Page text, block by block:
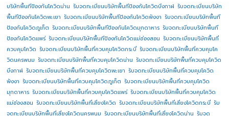
บริษัทพื้นทีป้องกันโควิดน่าน รับจดทะเบียนบริษัทพื้นทีป้องกันโควิดบึงกาฬ รับจดทะเบียนบริษัท
พื้นทีป้องกันโควิดพะเยา รับจดทะเบียนบริษัทพื้นทีป้องกันโควิดพังงา รับจดทะเบียนบริษัทพื้นที
ป้องกันโควิดภูเก็ต รับจดทะเบียนบริษัทพื้นทีป้องกันโควิดมุกดาหาร รับจดทะเบียนบริษัทพื้นที
ป้องกันโควิดแพร่ รับจดทะเบียนบริษัทพื้นทีป้องกันโควิดแม่ฮ่องสอน รับจดทะเบียนบริษัทพื้นที่
ควบคุมโควิด รับจดทะเบียนบริษัทพื้นที่ควบคุมโควิดกระบี่ รับจดทะเบียนบริษัทพื้นที่ควบคุมโค
วิดนครพนม รับจดทะเบียนบริษัทพื้นที่ควบคุมโควิดน่าน รับจดทะเบียนบริษัทพื้นที่ควบคุมโควิด
บึงกาฬ รับจดทะเบียนบริษัทพื้นที่ควบคุมโควิดพะเยา รับจดทะเบียนบริษัทพื้นที่ควบคุมโควิด
พังงา รับจดทะเบียนบริษัทพื้นที่ควบคุมโควิดภูเก็ต รับจดทะเบียนบริษัทพื้นที่ควบคุมโควิด
มุกดาหาร รับจดทะเบียนบริษัทพื้นที่ควบคุมโควิดแพร่ รับจดทะเบียนบริษัทพื้นที่ควบคุมโควิด
แม่ฮ่องสอน รับจดทะเบียนบริษัทพื้นที่เสี่ยงโควิด รับจดทะเบียนบริษัทพื้นที่เสี่ยงโควิดกระบี่ รับ
จดทะเบียนบริษัทพื้นที่เสี่ยงโควิดนครพนม รับจดทะเบียนบริษัทพื้นที่เสี่ยงโควิดน่าน รับจด